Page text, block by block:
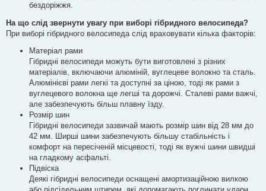
бездоріжжя.
На що слід звернути увагу при виборі гібридного велосипеда?
При виборі гібридного велосипеда слід враховувати кілька факторів:
Матеріал рами
Гібридні велосипеди можуть бути виготовлені з різних
матеріалів, включаючи алюміній, вуглецеве волокно та сталь.
Алюмінієві рами легкі та доступні за ціною, тоді як рами з
вуглецевого волокна ще легші та дорожчі. Сталеві рами важчі,
але забезпечують більш плавну їзду.
Розмір шин
Гібридні велосипеди зазвичай мають розмір шин від 28 мм до
42 мм. Ширші шини забезпечують більшу стабільність і
комфорт на пересіченій місцевості, тоді як вужчі шини швидші
на гладкому асфальті.
Підвіска
Деякі гібридні велосипеди оснащені амортизаційною вилкою